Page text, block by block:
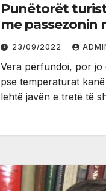
Punëtorët
me passezonin
23/09/2022
Vera përfundoi, por jo
pse temperaturat
lehtë javën e tretë të